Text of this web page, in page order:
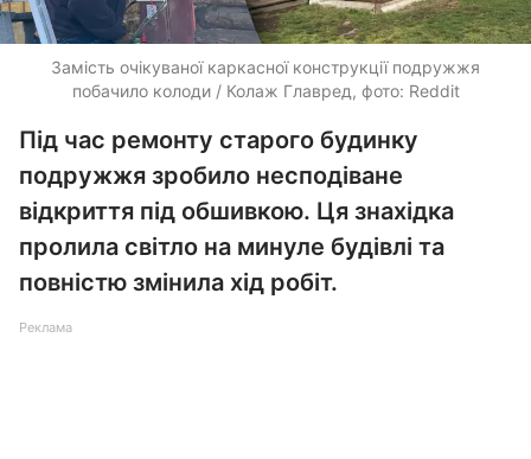
Замість очікуваної каркасної конструкції подружжя
побачило колоди / Колаж Главред, фото: Reddit
Під час ремонту старого будинку
подружжя зробило несподіване
відкриття під обшивкою. Ця знахідка
пролила світло на минуле будівлі та
повністю змінила хід робіт.
Реклама